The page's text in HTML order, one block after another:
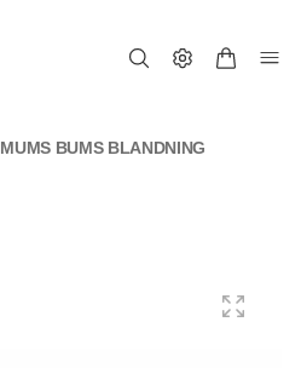
MUMS BUMS BLANDNING